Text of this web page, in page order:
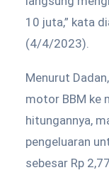
10 juta,” kata
(4/4/2023).
Menurut
motor BBM ke
hitungannya,
pengeluaran
sebesar Rp